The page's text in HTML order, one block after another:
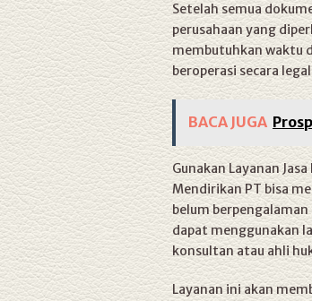
Setelah semua
perusahaan yang
membutuhkan waktu
beroperasi secara
BACA JUGA
Gunakan Layanan
Mendirikan PT bisa
belum
dapat menggunakan
konsultan atau ahli
Layanan ini akan